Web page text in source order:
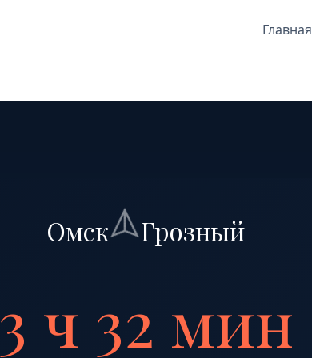
Главная
Омск Грозный
3 ч 32 мин